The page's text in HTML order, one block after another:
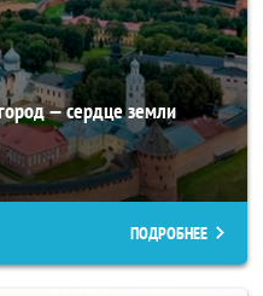
— сердце земли
ПОДРОБНЕЕ